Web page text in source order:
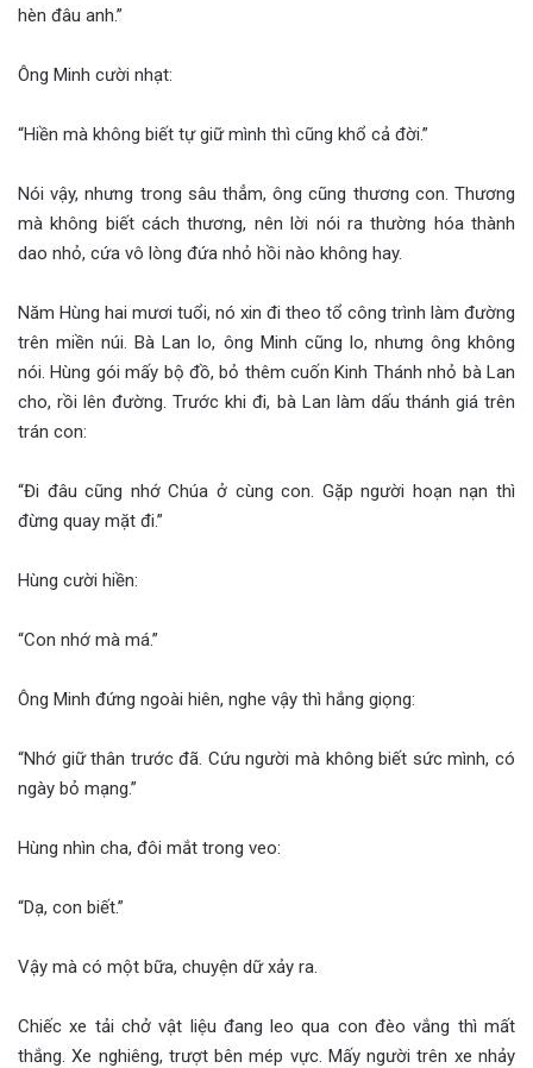
hèn đâu anh.”
Ông Minh cười nhạt:
“Hiền mà không biết tự giữ mình thì cũng khổ cả đời.”
Nói vậy, nhưng trong sâu thẳm, ông cũng thương con. Thương
mà không biết cách thương, nên lời nói ra thường hóa thành
dao nhỏ, cứa vô lòng đứa nhỏ hồi nào không hay.
Năm Hùng hai mươi tuổi, nó xin đi theo tổ công trình làm đường
trên miền núi. Bà Lan lo, ông Minh cũng lo, nhưng ông không
nói. Hùng gói mấy bộ đồ, bỏ thêm cuốn Kinh Thánh nhỏ bà Lan
cho, rồi lên đường. Trước khi đi, bà Lan làm dấu thánh giá trên
trán con:
“Đi đâu cũng nhớ Chúa ở cùng con. Gặp người hoạn nạn thì
đừng quay mặt đi.”
Hùng cười hiền:
“Con nhớ mà má.”
Ông Minh đứng ngoài hiên, nghe vậy thì hắng giọng:
“Nhớ giữ thân trước đã. Cứu người mà không biết sức mình, có
ngày bỏ mạng.”
Hùng nhìn cha, đôi mắt trong veo:
“Dạ, con biết.”
Vậy mà có một bữa, chuyện dữ xảy ra.
Chiếc xe tải chở vật liệu đang leo qua con đèo vắng thì mất
thắng. Xe nghiêng, trượt bên mép vực. Mấy người trên xe nhảy